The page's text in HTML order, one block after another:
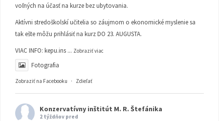
voľných na účasť na kurze bez ubytovania.
Aktívni stredoškolskí učitelia so záujmom o ekonomické myslenie sa
tak ešte môžu prihlásiť na kurz DO 23. AUGUSTA.
VIAC INFO: kepu.ins ... Zobraziť viac
Fotografia
Zobraziť na Facebooku · Zdieľať
Konzervatívny inštitút M. R. Štefánika
2 týždňov pred